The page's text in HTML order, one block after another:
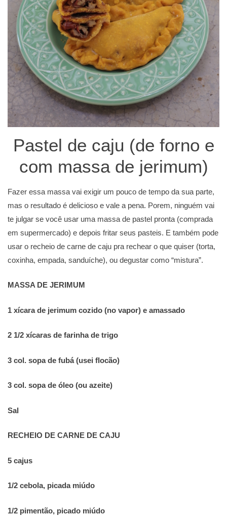
Pastel de caju (de forno e
com massa de jerimum)
Fazer essa massa vai exigir um pouco de tempo da sua parte,
mas o resultado é delicioso e vale a pena. Porem, ninguém vai
te julgar se você usar uma massa de pastel pronta (comprada
em supermercado) e depois fritar seus pasteis. E também pode
usar o recheio de carne de caju pra rechear o que quiser (torta,
coxinha, empada, sanduíche), ou degustar como “mistura”.
MASSA DE JERIMUM
1 xícara de jerimum cozido (no vapor) e amassado
2 1/2 xícaras de farinha de trigo
3 col. sopa de fubá (usei flocão)
3 col. sopa de óleo (ou azeite)
Sal
RECHEIO DE CARNE DE CAJU
5 cajus
1/2 cebola, picada miúdo
1/2 pimentão, picado miúdo